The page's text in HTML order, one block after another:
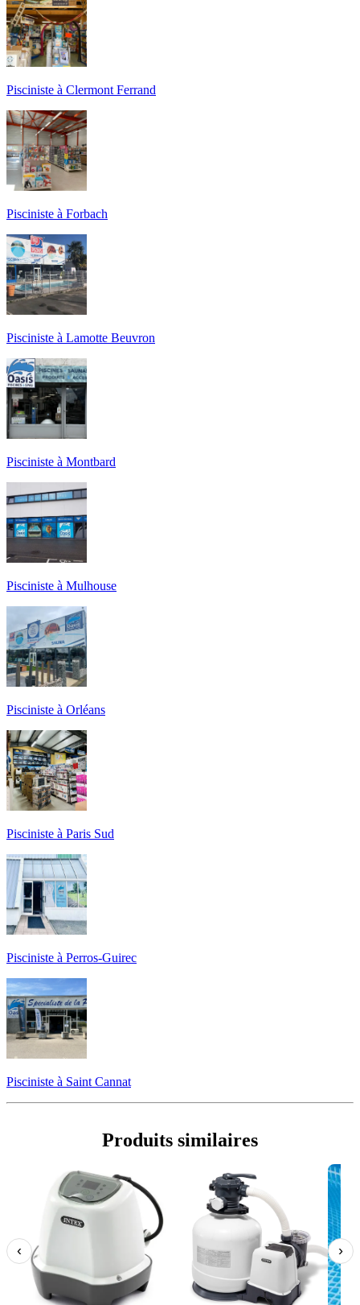
Pisciniste à Clermont Ferrand
Pisciniste à Forbach
Pisciniste à Lamotte Beuvron
Pisciniste à Montbard
Pisciniste à Mulhouse
Pisciniste à Orléans
Pisciniste à Paris Sud
Pisciniste à Perros-Guirec
Pisciniste à Saint Cannat
Produits similaires
‹ ›